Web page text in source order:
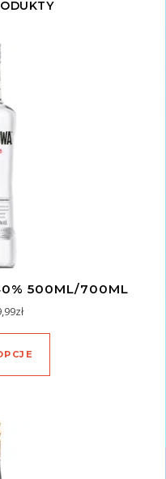
500ML/700ML
złZakres cen: od 24,49zł do
Ten produkt ma